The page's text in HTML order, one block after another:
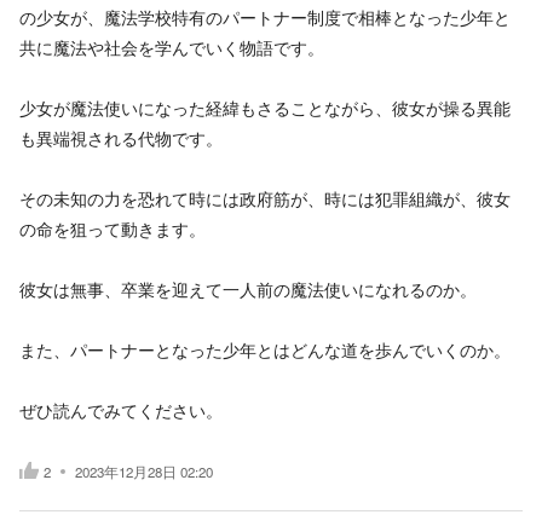
の少女が、魔法学校特有のパートナー制度で相棒となった少年と
共に魔法や社会を学んでいく物語です。
少女が魔法使いになった経緯もさることながら、彼女が操る異能
も異端視される代物です。
その未知の力を恐れて時には政府筋が、時には犯罪組織が、彼女
の命を狙って動きます。
彼女は無事、卒業を迎えて一人前の魔法使いになれるのか。
また、パートナーとなった少年とはどんな道を歩んでいくのか。
ぜひ読んでみてください。
2 2023年12月28日 02:20